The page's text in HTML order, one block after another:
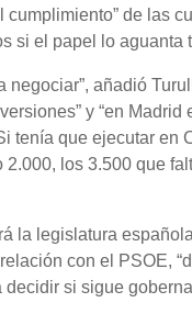
cumplimiento” de las
si el papel lo aguanta
negociar”, añadió
y “en
tenía que ejecutar
los 3.500 que
la legislatura
con el PSOE,
si sigue